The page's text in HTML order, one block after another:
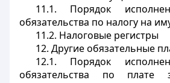
11.1. Порядок
обязательства по налогу на
11.2. Налоговые регистры
12. Другие обязательные
12.1. Порядок
обязательства по